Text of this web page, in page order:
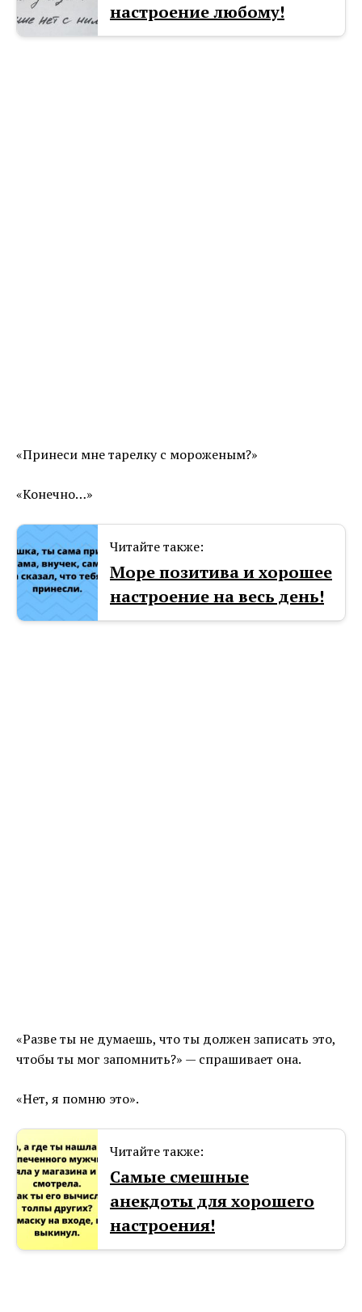
настроение любому!
«Принеси мне тарелку с мороженым?»
«Конечно…»
Читайте также:
Море позитива и хорошее
настроение на весь день!
«Разве ты не думаешь, что ты должен записать это,
чтобы ты мог запомнить?» — спрашивает она.
«Нет, я помню это».
Читайте также:
Самые смешные
анекдоты для хорошего
настроения!